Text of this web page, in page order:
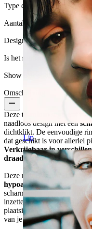
Lip
Type coating: PVD-coating
Aantal eenheden:1
Design:Simple
Is het sieraad gecoat?:Ja, het
Show pair option:Ja
Omschrijving
Deze t itanium segment
naadloos design met een
dichtklikt. De eenvoudige
dat geschikt is voor allerlei
Verkrijgbaar in
draaddiktes.
Deze ring is gemaakt van
hypoallergeenen geschikt
scharniersluiting houdt het
inzetten en verwijderen
plaatsingen zoals helix,
van je anatomie en de maat.